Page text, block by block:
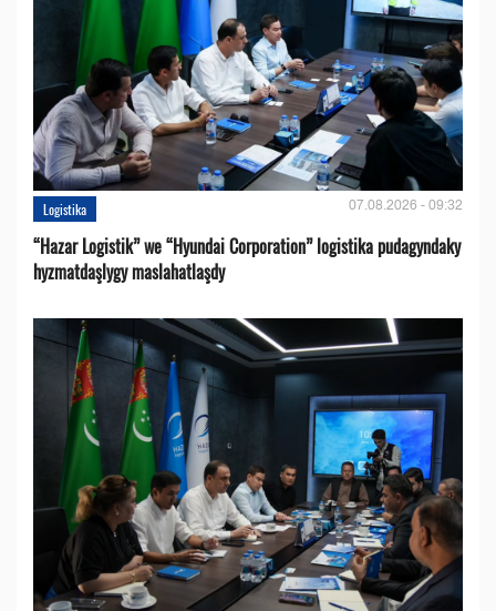
Logistika 07.08.2026 - 09:32
“Hazar Logistik” we “Hyundai Corporation” logistika pudagyndaky
hyzmatdaşlygy maslahatlaşdy